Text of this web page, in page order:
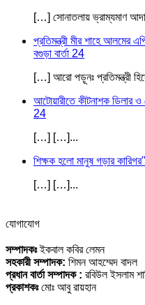
[…] সোনাতলায় ভ্রাম্যমাণ
প্রতিমন্ত্রী মীর শাহে আলমের
বগুড়া বার্তা 24
[…] আরো পড়ূনঃ প্রতিমন্ত্রী
আটোয়ারীতে কীটনাশক ডিলার ও
24
[…] […]...
শিক্ষক হলো মানুষ গড়ার
[…] […]...
যোগাযোগ
সম্পাদকঃইকবাল কবির লেমন
সহকারী সম্পাদক: শিমন আহম্মেদ বাদল
প্রধান বার্তা সম্পাদক : রবিউল ইসলাম
প্রকাশকঃমোঃ আবু রায়হান